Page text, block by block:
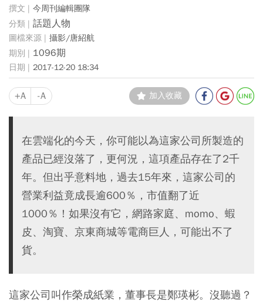
今周刊編輯團隊
話題人物
攝影/唐紹航
1096期
2017-12-20 18:34
+A -A 加入收藏
在雲端化的今天，你可能以為這家公司所製造的
產品已經沒落了，更何況，這項產品存在了2千
年。但出乎意料地，過去15年來，這家公司的
營業利益竟成長逾600％，市值翻了近
1000％！如果沒有它，網路家庭、momo、蝦
皮、淘寶、京東商城等電商巨人，可能出不了
貨。
這家公司叫作榮成紙業，董事長是鄭瑛彬。沒聽過？